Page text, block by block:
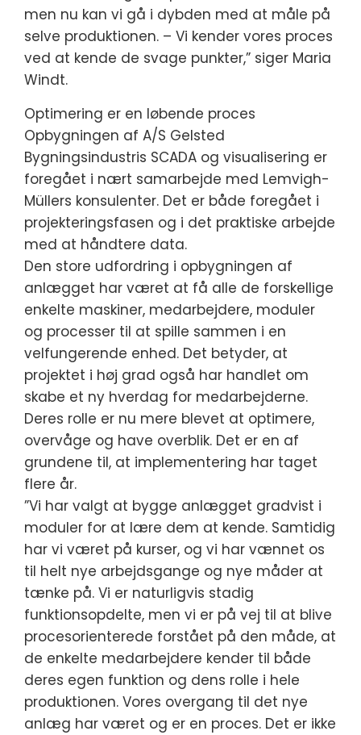
men nu kan vi gå i dybden med at måle på
selve produktionen. – Vi kender vores proces
ved at kende de svage punkter,” siger Maria
Windt.
Optimering er en løbende proces
Opbygningen af A/S Gelsted
Bygningsindustris SCADA og visualisering er
foregået i nært samarbejde med Lemvigh-
Müllers konsulenter. Det er både foregået i
projekteringsfasen og i det praktiske arbejde
med at håndtere data.
Den store udfordring i opbygningen af
anlægget har været at få alle de forskellige
enkelte maskiner, medarbejdere, moduler
og processer til at spille sammen i en
velfungerende enhed. Det betyder, at
projektet i høj grad også har handlet om
skabe et ny hverdag for medarbejderne.
Deres rolle er nu mere blevet at optimere,
overvåge og have overblik. Det er en af
grundene til, at implementering har taget
flere år.
”Vi har valgt at bygge anlægget gradvist i
moduler for at lære dem at kende. Samtidig
har vi været på kurser, og vi har vænnet os
til helt nye arbejdsgange og nye måder at
tænke på. Vi er naturligvis stadig
funktionsopdelte, men vi er på vej til at blive
procesorienterede forstået på den måde, at
de enkelte medarbejdere kender til både
deres egen funktion og dens rolle i hele
produktionen. Vores overgang til det nye
anlæg har været og er en proces. Det er ikke